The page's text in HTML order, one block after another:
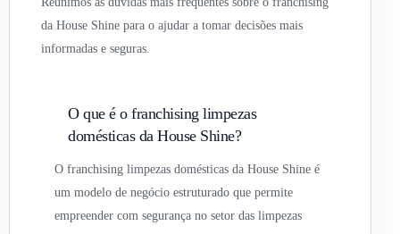
da House Shine para o ajudar a tomar decisões mais
informadas e seguras.
O que é o franchising limpezas
domésticas da House Shine?
O franchising limpezas domésticas da House Shine é
um modelo de negócio estruturado que permite
empreender com segurança no setor das limpezas